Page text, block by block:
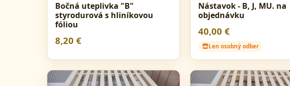
Bočná uteplivka "B"
styrodurová s hliníkovou
fóliou
8,20 €
Nástavok - B, J, MU. na
objednávku
40,00 €
Len osobný odber